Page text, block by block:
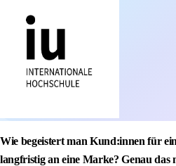
Wie begeistert man Kund:innen für
langfristig an eine Marke? Genau das